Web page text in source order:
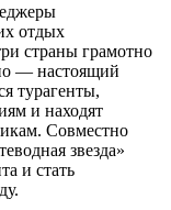
отдых
страны грамотно
— настоящий
турагенты,
и находят
Совместно
звезда»
и стать